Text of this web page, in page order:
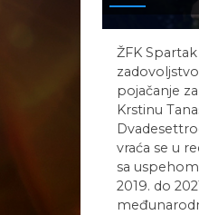
ŽFK
pojačanje
Krstinu
vraća se u
sa
2019. do